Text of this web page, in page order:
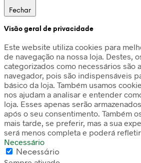
Fechar
Visão geral de privacidade
Este website utiliza cookies para
de navegação na nossa loja. Destes,
categorizados como necessários são
navegador, pois são indispensáveis
básico da loja. Também usamos
nos ajudam a analisar e entender
loja. Esses apenas serão
após o seu consentimento. Também
mais tarde, se preferir, mas a sua
será menos completa e poderá
Necessário
Necessário